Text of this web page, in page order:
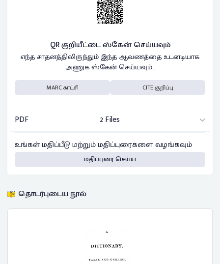
QR குறியீட்டை ஸ்கேன் செய்யவும்
எந்த சாதனத்திலிருந்தும் இந்த ஆவணத்தை உடனடியாக
அணுக ஸ்கேன் செய்யவும்..
MARC காட்சி CITE குறிப்பு
PDF
2 Files
உங்கள் மதிப்பீடு மற்றும் மதிப்புரைகளை வழங்கவும்
மதிப்புரை செய்ய
தொடர்புடைய நூல்